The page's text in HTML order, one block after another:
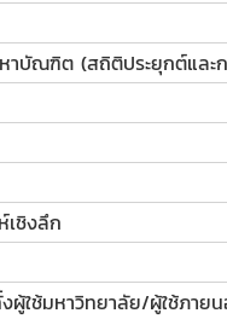
บัณฑิต (สถิติประยุกต์และก
เชิงลึก
ผู้ใช้มหาวิทยาลัย/ผู้ใช้ภาย